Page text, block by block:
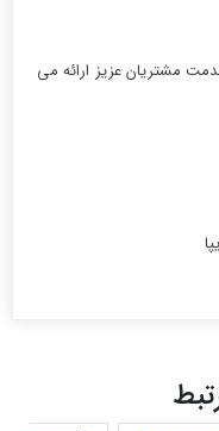
مشتریان عزیز ارائه می